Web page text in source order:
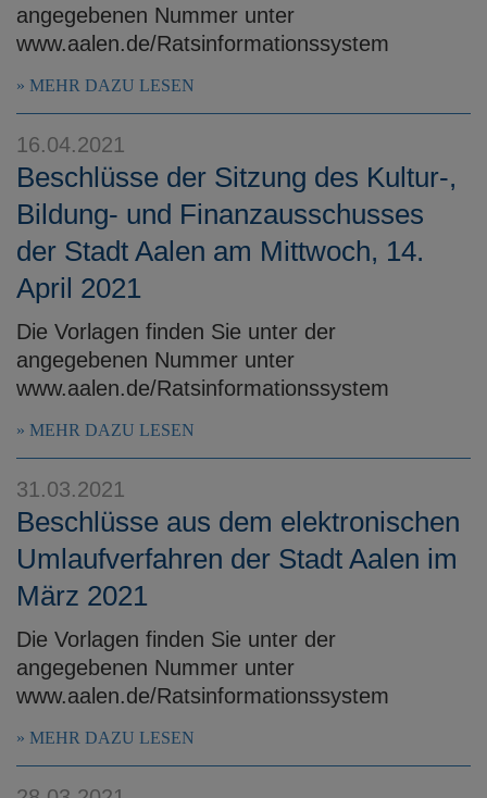
angegebenen Nummer unter
www.aalen.de/Ratsinformationssystem
MEHR DAZU LESEN
16.04.2021
Beschlüsse der Sitzung des Kultur-,
Bildung- und Finanzausschusses
der Stadt Aalen am Mittwoch, 14.
April 2021
Die Vorlagen finden Sie unter der
angegebenen Nummer unter
www.aalen.de/Ratsinformationssystem
MEHR DAZU LESEN
31.03.2021
Beschlüsse aus dem elektronischen
Umlaufverfahren der Stadt Aalen im
März 2021
Die Vorlagen finden Sie unter der
angegebenen Nummer unter
www.aalen.de/Ratsinformationssystem
MEHR DAZU LESEN